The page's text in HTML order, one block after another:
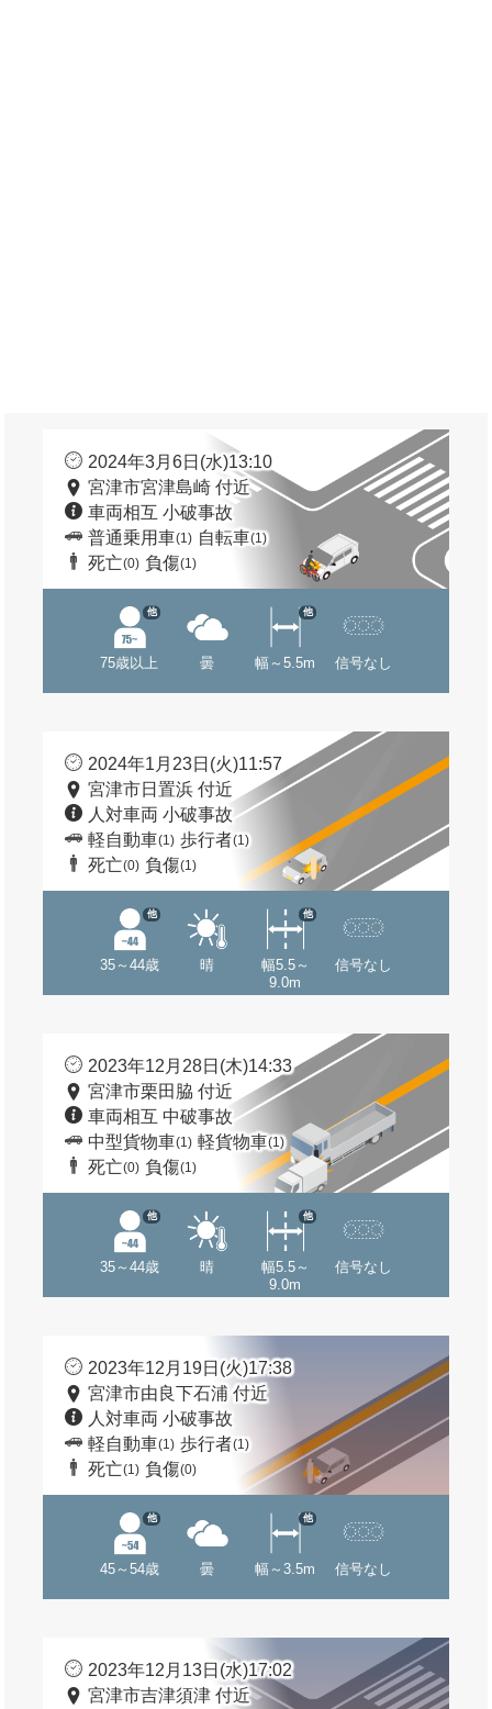
2024年3月6日(水)13:10
宮津市宮津島崎 付近
車両相互 小破事故
普通乗用車(1) 自転車(1)
死亡(0) 負傷(1)
75歳以上
他
曇 幅～5.5m
他
信号なし
2024年1月23日(火)11:57
宮津市日置浜 付近
人対車両 小破事故
軽自動車(1) 歩行者(1)
死亡(0) 負傷(1)
35～44歳
他
晴
幅5.5～
9.0m
他
信号なし
2023年12月28日(木)14:33
宮津市栗田脇 付近
車両相互 中破事故
中型貨物車(1) 軽貨物車(1)
死亡(0) 負傷(1)
35～44歳
他
晴
幅5.5～
9.0m
他
信号なし
2023年12月19日(火)17:38
宮津市由良下石浦 付近
人対車両 小破事故
軽自動車(1) 歩行者(1)
死亡(1) 負傷(0)
45～54歳
他
曇 幅～3.5m
他
信号なし
2023年12月13日(水)17:02
宮津市吉津須津 付近